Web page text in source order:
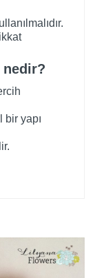
bir yapı